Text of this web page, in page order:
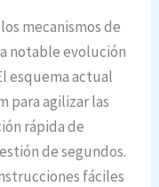
mecanismos de
notable evolución
esquema actual
para agilizar las
rápida de
de segundos.
fáciles